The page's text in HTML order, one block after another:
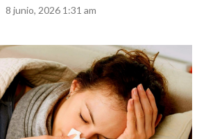
8 junio, 2026 1:31 am